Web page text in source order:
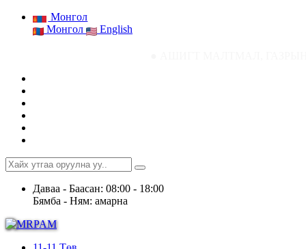
Монгол
Монгол
English
Даваа - Баасан: 08:00 - 18:00
Бямба - Ням: амарна